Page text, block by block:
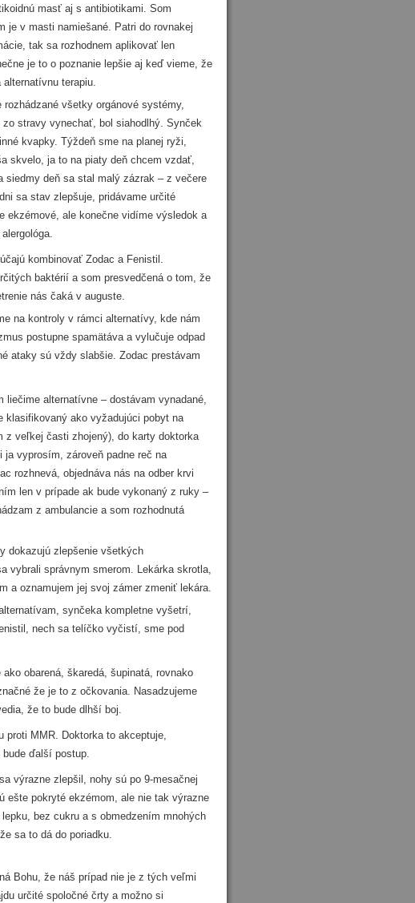
masť aj s antibiotikami. Som
je v masti namiešané. Patri do rovnakej
tak sa rozhodnem aplikovať len
je to o poznanie lepšie aj keď vieme, že
terapiu.
všetky orgánové systémy,
stravy vynechať, bol siahodlhý. Synček
kvapky. Týždeň sme na planej ryži,
skvelo, ja to na piaty deň chcem vzdať,
siedmy deň sa stal malý zázrak – z večere
sa stav zlepšuje, pridávame určité
ekzémové, ale konečne vidíme výsledok a
kombinovať Zodac a Fenistil.
baktérií a som presvedčená o tom, že
nás čaká v auguste.
na kontroly v rámci alternatívy, kde nám
postupne spamätáva a vylučuje odpad
ataky sú vždy slabšie. Zodac prestávam
liečime alternatívne – dostávam vynadané,
klasifikovaný ako vyžadujúci pobyt na
z veľkej časti zhojený), do karty doktorka
vyprosím, zároveň padne reč na
rozhnevá, objednáva nás na odber krvi
len v prípade ak bude vykonaný z ruky –
z ambulancie a som rozhodnutá
zlepšenie všetkých
vybrali správnym smerom. Lekárka skrotla,
a oznamujem jej svoj zámer zmeniť lekára.
synčeka kompletne vyšetrí,
nech sa telíčko vyčistí, sme pod
obarená, škaredá, šupinatá, rovnako
že je to z očkovania. Nasadzujeme
že to bude dlhší boj.
proti MMR. Doktorka to akceptuje,
ďalší postup.
výrazne zlepšil, nohy sú po 9-mesačnej
ešte pokryté ekzémom, ale nie tak výrazne
bez cukru a s obmedzením mnohých
sa to dá do poriadku.
Bohu, že náš prípad nie je z tých veľmi
určité spoločné črty a možno si